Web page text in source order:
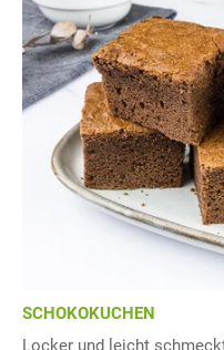
SCHOKOKUCHEN
Locker und leicht